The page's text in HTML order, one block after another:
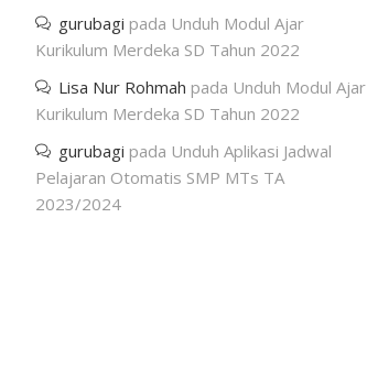
gurubagi pada Unduh Modul Ajar
Kurikulum Merdeka SD Tahun 2022
Lisa Nur Rohmah pada Unduh Modul Ajar
Kurikulum Merdeka SD Tahun 2022
gurubagi pada Unduh Aplikasi Jadwal
Pelajaran Otomatis SMP MTs TA
2023/2024